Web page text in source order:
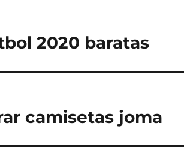
2020 baratas
camisetas joma